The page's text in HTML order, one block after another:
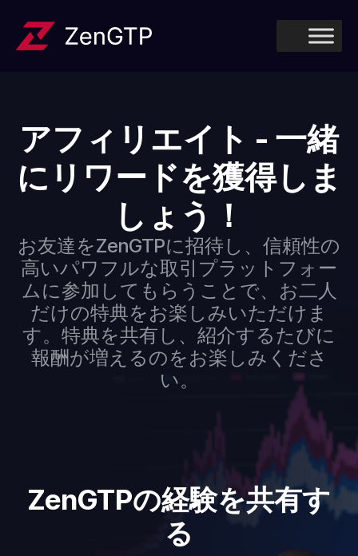
アフィリエイト - 一緒
にリワードを獲得しま
しょう！
お友達をZenGTPに招待し、信頼性の
高いパワフルな取引プラットフォー
ムに参加してもらうことで、お二人
だけの特典をお楽しみいただけま
す。特典を共有し、紹介するたびに
報酬が増えるのをお楽しみくださ
い。
ZenGTPの経験を共有す
る